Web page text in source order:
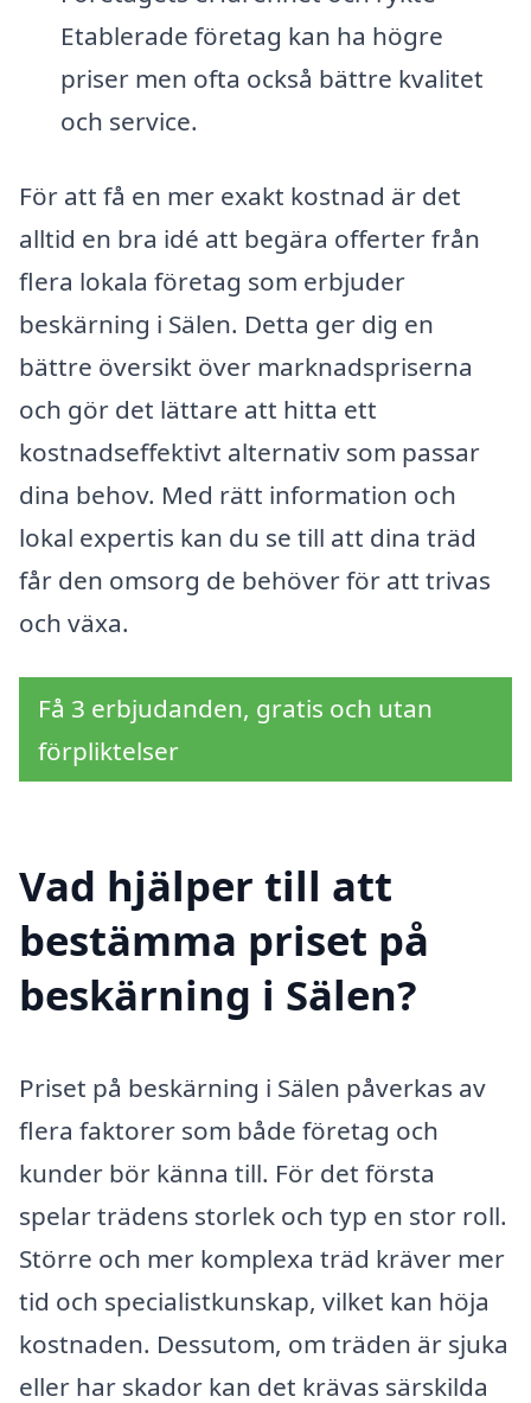
Etablerade företag kan ha högre
priser men ofta också bättre kvalitet
och service.
För att få en mer exakt kostnad är det
alltid en bra idé att begära offerter från
flera lokala företag som erbjuder
beskärning i Sälen. Detta ger dig en
bättre översikt över marknadspriserna
och gör det lättare att hitta ett
kostnadseffektivt alternativ som passar
dina behov. Med rätt information och
lokal expertis kan du se till att dina träd
får den omsorg de behöver för att trivas
och växa.
Få 3 erbjudanden, gratis och utan
förpliktelser
Vad hjälper till att
bestämma priset på
beskärning i Sälen?
Priset på beskärning i Sälen påverkas av
flera faktorer som både företag och
kunder bör känna till. För det första
spelar trädens storlek och typ en stor roll.
Större och mer komplexa träd kräver mer
tid och specialistkunskap, vilket kan höja
kostnaden. Dessutom, om träden är sjuka
eller har skador kan det krävas särskilda